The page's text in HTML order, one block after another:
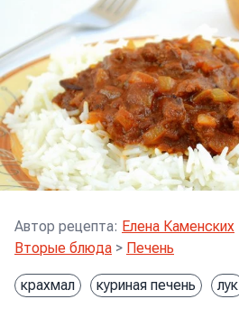
Автор рецепта: Елена Каменских
Вторые блюда > Печень
крахмал куриная печень лук